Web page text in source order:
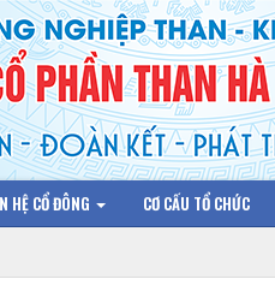
HỆ CỔ ĐÔNG CƠ CẤU TỔ CHỨC